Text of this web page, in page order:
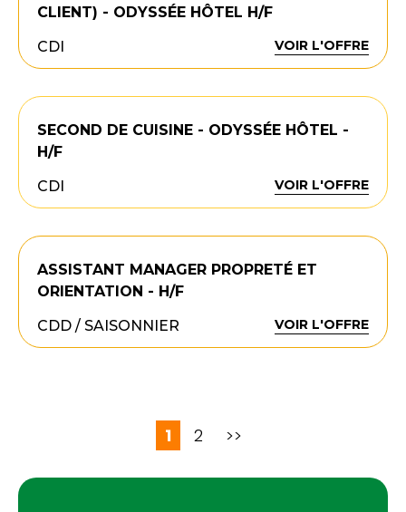
CLIENT) - ODYSSÉE HÔTEL H/F
CDI
VOIR L'OFFRE
SECOND DE CUISINE - ODYSSÉE HÔTEL -
H/F
CDI
VOIR L'OFFRE
ASSISTANT MANAGER PROPRETÉ ET
ORIENTATION - H/F
CDD / SAISONNIER
VOIR L'OFFRE
1 2 >>